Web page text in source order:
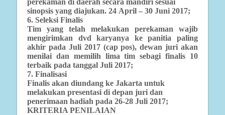
sinopsis yang diajukan. 24 April – 30 Juni 2017;
6. Seleksi Finalis
Tim yang telah melakukan perekaman wajib
mengirimkan dvd karyanya ke panitia paling
akhir pada Juli 2017 (cap pos), dewan juri akan
menilai dan memilih lima tim sebagi finalis 10
terbaik pada tanggal Juli 2017;
7. Finalisasi
Finalis akan diundang ke Jakarta untuk
melakukan presentasi di depan juri dan
penerimaan hadiah pada 26-28 Juli 2017;
KRITERIA PENILAIAN